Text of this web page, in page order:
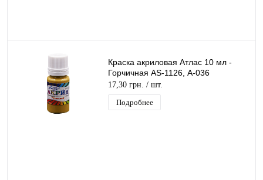
Краска акриловая Атлас 10 мл -
Горчичная AS-1126, А-036
17,30 грн. / шт.
Подробнее